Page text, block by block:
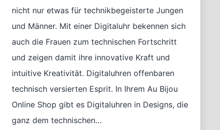
nicht nur etwas für technikbegeisterte Jungen
und Männer. Mit einer Digitaluhr bekennen sich
auch die Frauen zum technischen Fortschritt
und zeigen damit ihre innovative Kraft und
intuitive Kreativität. Digitaluhren offenbaren
technisch versierten Esprit. In Ihrem Au Bijou
Online Shop gibt es Digitaluhren in Designs, die
ganz dem technischen…